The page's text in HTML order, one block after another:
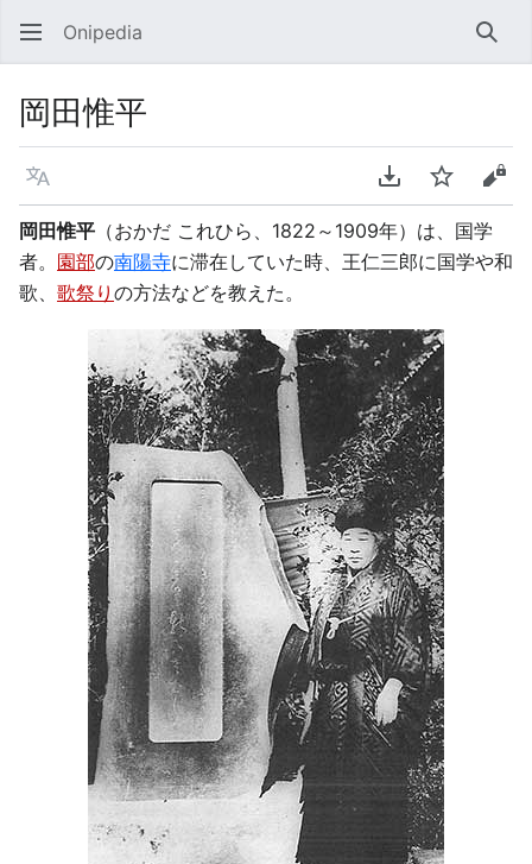
Onipedia 検索
岡田惟平
言語 PDFをダウンロ
ウォッチソ
岡田惟平 （おかだ これひら、1822～1909年）は、国学
者。 園部の南陽寺に滞在していた時、王仁三郎に国学や和
歌、 歌祭り の方法などを教えた。